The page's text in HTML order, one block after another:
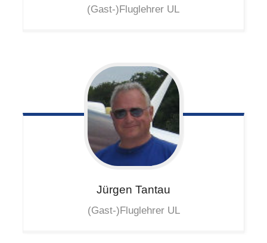
(Gast-)Fluglehrer UL
Jürgen Tantau
(Gast-)Fluglehrer UL